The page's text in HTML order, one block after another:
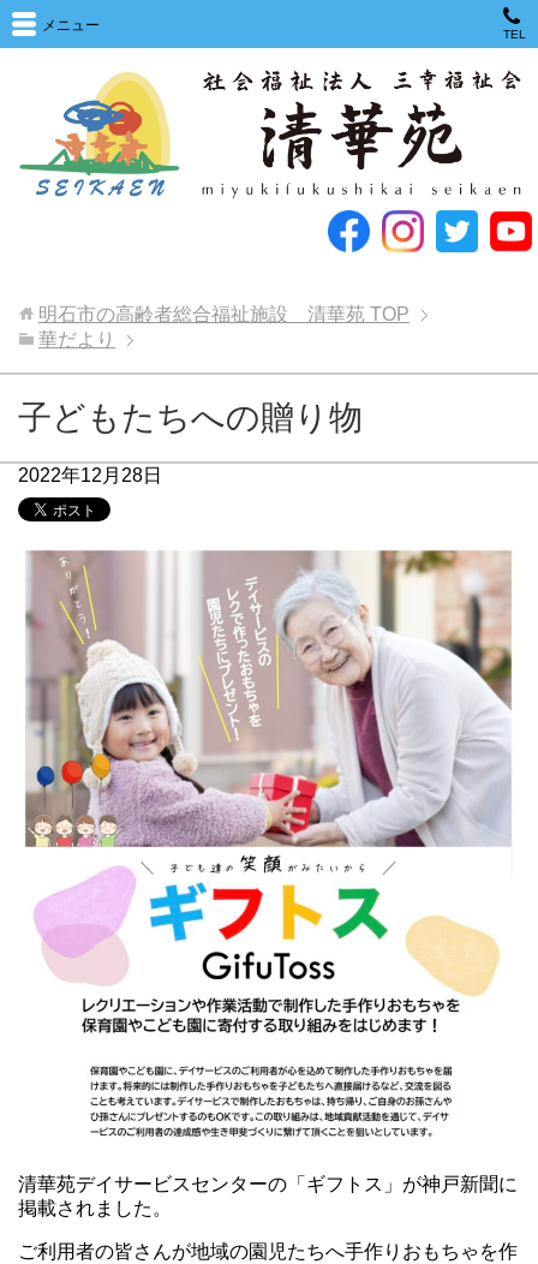
メニュー
TEL
明石市の高齢者総合福祉施設 清華苑 TOP
華だより
子どもたちへの贈り物
2022年12月28日
清華苑デイサービスセンターの「ギフトス」が神戸新聞に
掲載されました。
ご利用者の皆さんが地域の園児たちへ手作りおもちゃを作